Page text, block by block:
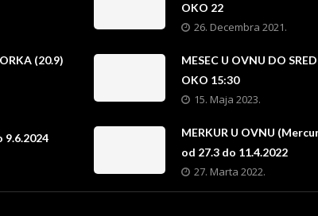
OKO 22
26. Decembra 2021.
(20.9)
MESEC U OVNU DO
OKO 15:30
15. Maja 2023.
9.6.2024
MERKUR U OVNU
od 27.3 do 11.4.2022
27. Marta 2022.